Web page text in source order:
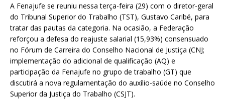
A Fenajufe se reuniu nessa terça-feira (29) com o diretor-geral
do Tribunal Superior do Trabalho (TST), Gustavo Caribé, para
tratar das pautas da categoria. Na ocasião, a Federação
reforçou a defesa do reajuste salarial (15,93%) consensuado
no Fórum de Carreira do Conselho Nacional de Justiça (CNJ;
implementação do adicional de qualificação (AQ) e
participação da Fenajufe no grupo de trabalho (GT) que
discutirá a nova regulamentação do auxílio-saúde no Conselho
Superior da Justiça do Trabalho (CSJT).